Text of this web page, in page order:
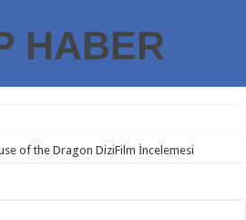
of the Dragon DiziFilm İncelemesi